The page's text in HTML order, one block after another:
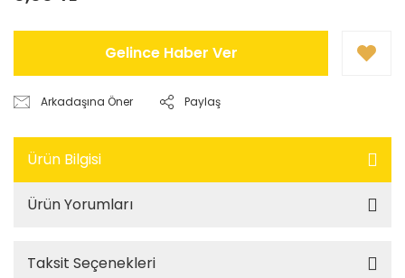
Gelince Haber Ver
Arkadaşına Öner Paylaş
Ürün Bilgisi
Ürün Yorumları
Taksit Seçenekleri